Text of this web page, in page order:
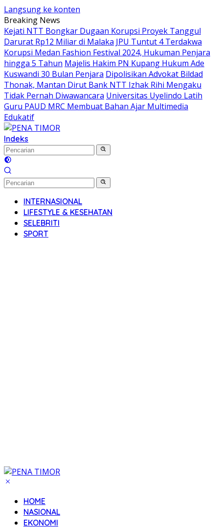
Langsung ke konten
Breaking News
Kejati NTT Bongkar Dugaan Korupsi Proyek Tanggul
Darurat Rp12 Miliar di Malaka JPU Tuntut 4 Terdakwa
Korupsi Medan Fashion Festival 2024, Hukuman Penjara
hingga 5 Tahun Majelis Hakim PN Kupang Hukum Ade
Kuswandi 30 Bulan Penjara Dipolisikan Advokat Bildad
Thonak, Mantan Dirut Bank NTT Izhak Rihi Mengaku
Tidak Pernah Diwawancara Universitas Uyelindo Latih
Guru PAUD MRC Membuat Bahan Ajar Multimedia
Edukatif
Indeks
INTERNASIONAL
LIFESTYLE & KESEHATAN
SELEBRITI
SPORT
HOME
NASIONAL
EKONOMI